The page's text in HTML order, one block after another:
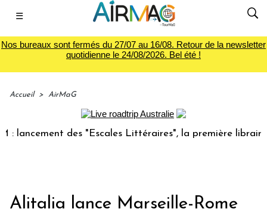
☰
Nos bureaux sont fermés du 27/07 au 16/08. Retour de la newsletter
quotidienne le 24/08/2026. Bel été !
Accueil > AirMaG
des "Escales Littéraires", la première librairie du
Alitalia lance Marseille-Rome